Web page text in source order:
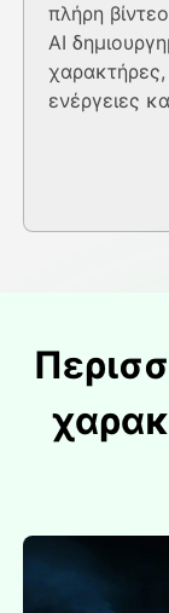
πλήρη
AI
ενέργειες